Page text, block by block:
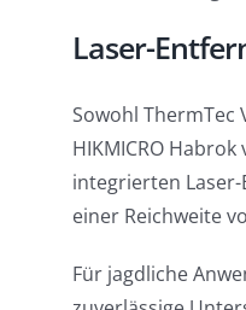
Laser-
Sowohl ThermTec
HIKMICRO
integrierten
einer Reichweite
Für jagdliche